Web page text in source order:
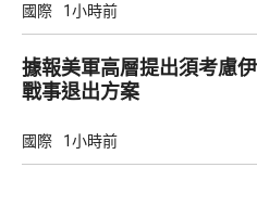
國際 1小時前
據報美軍高層提出須考慮
戰事退出方案
國際 1小時前